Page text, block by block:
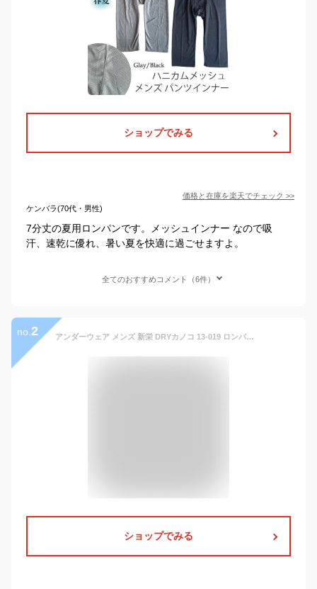
ショップでみる
価格と在庫を楽天でチェック >>
ケンバラ(70代・男性)
7分丈の夏用ロンパンです。メッシュインナー なので吸
汗、速乾に優れ、暑い夏を快適に過ごせますよ。
全てのおすすめコメント（6件）
no. 2 アンダーウェア メンズ 新栄 DRYカノコ 13-019 ロンパン 2枚組 送料無料 ハーフ丈 半ズボン下 鹿の子編み 夏用 サマーインナー ロングパンツ ステテコ 紳士下着 涼しい ドライインナー dry 吸汗速乾 薄地 薄手 (03837)
ショップでみる